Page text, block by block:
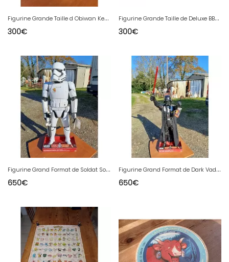
F
igurine Grande Taille d Obiwan Kenobi Haut : 45 cm
300€
F
igurine Grande Taille de Deluxe BB-8 Haut : 45 cm
300€
F
igurine Grand Format de Soldat Sormtrooper du premier Ordre : 122 cm
650€
F
igurine Grand Format de Dark Vador 122 cm
650€